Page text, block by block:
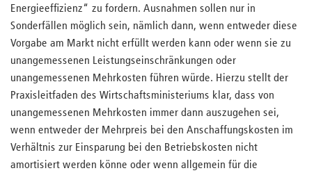
Energieeffizienz“ zu fordern. Ausnahmen sollen nur in
Sonderfällen möglich sein, nämlich dann, wenn entweder diese
Vorgabe am Markt nicht erfüllt werden kann oder wenn sie zu
unangemessenen Leistungseinschränkungen oder
unangemessenen Mehrkosten führen würde. Hierzu stellt der
Praxisleitfaden des Wirtschaftsministeriums klar, dass von
unangemessenen Mehrkosten immer dann auszugehen sei,
wenn entweder der Mehrpreis bei den Anschaffungskosten im
Verhältnis zur Einsparung bei den Betriebskosten nicht
amortisiert werden könne oder wenn allgemein für die